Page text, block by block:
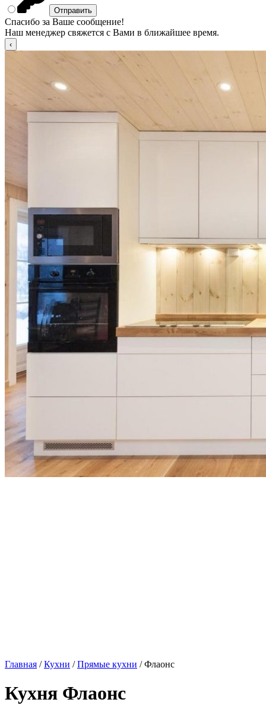
Спасибо за Ваше сообщение!
Наш менеджер свяжется с Вами в ближайшее время.
Главная /Кухни /Прямые кухни / Флаонс
Кухня Флаонс